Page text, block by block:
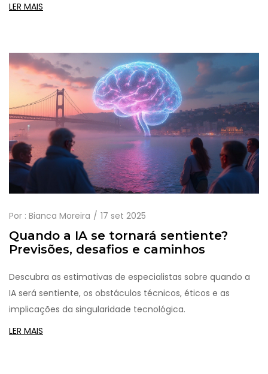
LER MAIS
Por : Bianca Moreira 17 set 2025
Quando a IA se tornará sentiente?
Previsões, desafios e caminhos
Descubra as estimativas de especialistas sobre quando a
IA será sentiente, os obstáculos técnicos, éticos e as
implicações da singularidade tecnológica.
LER MAIS